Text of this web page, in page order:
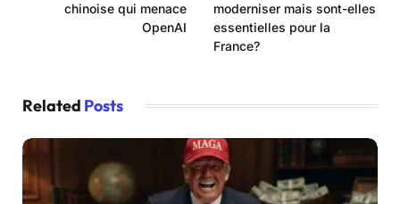
chinoise qui menace
OpenAI
moderniser mais sont-elles
essentielles pour la
France?
Related Posts